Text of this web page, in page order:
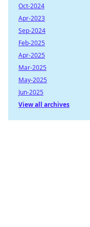
Oct-2024
Apr-2023
Sep-2024
Feb-2025
Apr-2025
Mar-2025
May-2025
Jun-2025
View all archives